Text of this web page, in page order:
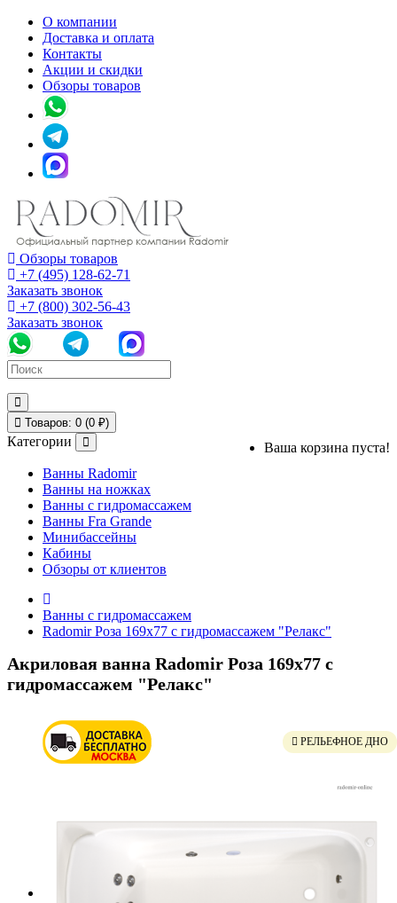
О компании
Доставка и оплата
Контакты
Акции и скидки
Обзоры товаров
Обзоры товаров
+7 (495) 128-62-71
Заказать звонок
+7 (800) 302-56-43
Заказать звонок
Товаров: 0 (0 ₽)
Ваша корзина пуста!
Категории
Ванны Radomir
Ванны на ножках
Ванны с гидромассажем
Ванны Fra Grande
Минибассейны
Кабины
Обзоры от клиентов
Ванны с гидромассажем
Radomir Роза 169x77 с гидромассажем "Релакс"
Акриловая ванна Radomir Роза 169x77 с
гидромассажем "Релакс"
РЕЛЬЕФНОЕ ДНО